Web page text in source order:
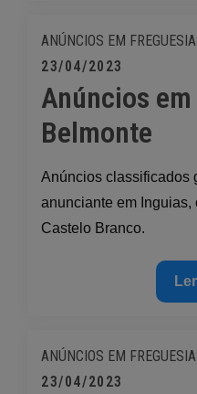
ANÚNCIOS EM
Posted
on
23/04/2023
Anúncios
Belmonte
Anúncios classificados
anunciante em
Castelo Branco.
em
–
ANÚNCIOS EM
Posted
23/04/2023